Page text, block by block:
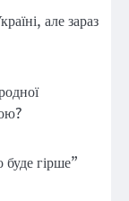
але зараз
гірше”